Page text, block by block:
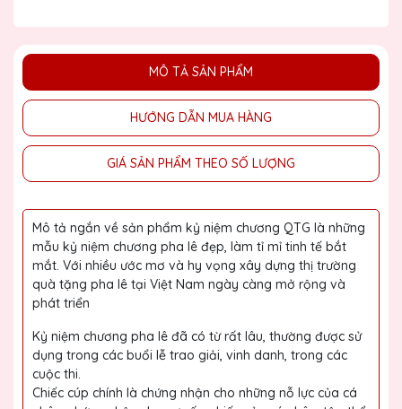
MÔ TẢ SẢN PHẨM
HƯỚNG DẪN MUA HÀNG
GIÁ SẢN PHẨM THEO SỐ LƯỢNG
Mô tả ngắn về sản phẩm kỷ niệm chương QTG là những
mẫu kỷ niệm chương pha lê đẹp, làm tỉ mỉ tinh tế bắt
mắt. Với nhiều ước mơ và hy vọng xây dựng thị trường
quà tặng pha lê tại Việt Nam ngày càng mở rộng và
phát triển
Kỷ niệm chương pha lê đã có từ rất lâu, thường được sử
dụng trong các buổi lễ trao giải, vinh danh, trong các
cuộc thi.
Chiếc cúp chính là chứng nhận cho những nỗ lực của cá